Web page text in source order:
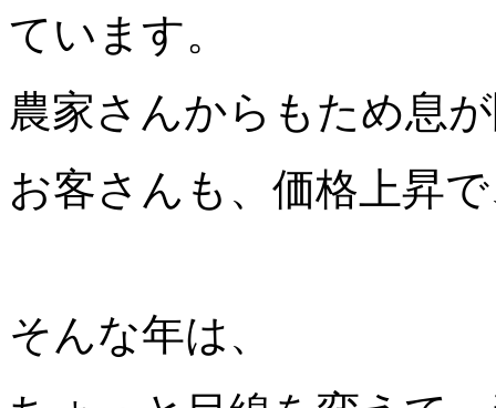
ています。
農家さんからもため息
お客さんも、価格上昇
そんな年は、